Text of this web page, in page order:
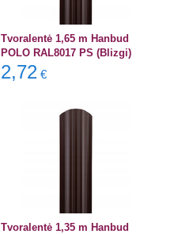
Tvoralentė 1,65 m Hanbud
POLO RAL8017 PS (Blizgi)
2,72 €
Tvoralentė 1,35 m Hanbud